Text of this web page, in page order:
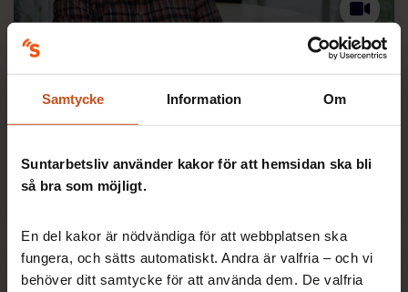
Samtycke Information Om
Suntarbetsliv använder kakor för att hemsidan ska bli
så bra som möjligt.
En del kakor är nödvändiga för att webbplatsen ska
fungera, och sätts automatiskt. Andra är valfria – och vi
behöver ditt samtycke för att använda dem. De valfria
Om tillbudsrapportering
Arbetsmiljöverkets experter berättar om vikten av att
rapportera tillbud som en central del i det
Ca 5 min